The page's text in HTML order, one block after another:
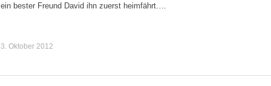
bester Freund David ihn zuerst heimfährt.…
Oktober 2012